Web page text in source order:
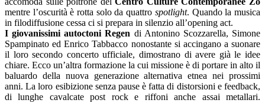
mentre l’oscurità è rotta solo da quattro spotlight. Quando la musica
in filodiffusione cessa ci si prepara in silenzio all’opening act.
I giovanissimi autoctoni Regen di Antonino Scozzarella, Simone
Spampinato ed Enrico Tabbacco nonostante si accingano a suonare
il loro secondo concerto ufficiale, dimostrano di avere già le idee
chiare. Ecco un’altra formazione la cui missione è di portare in alto il
baluardo della nuova generazione alternativa etnea nei prossimi
anni. La loro esibizione senza pause è fatta di distorsioni e feedback,
di lunghe cavalcate post rock e riffoni anche assai metallari.